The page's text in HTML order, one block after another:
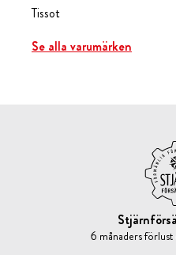
Tissot
Se alla varumärken
6 månaders